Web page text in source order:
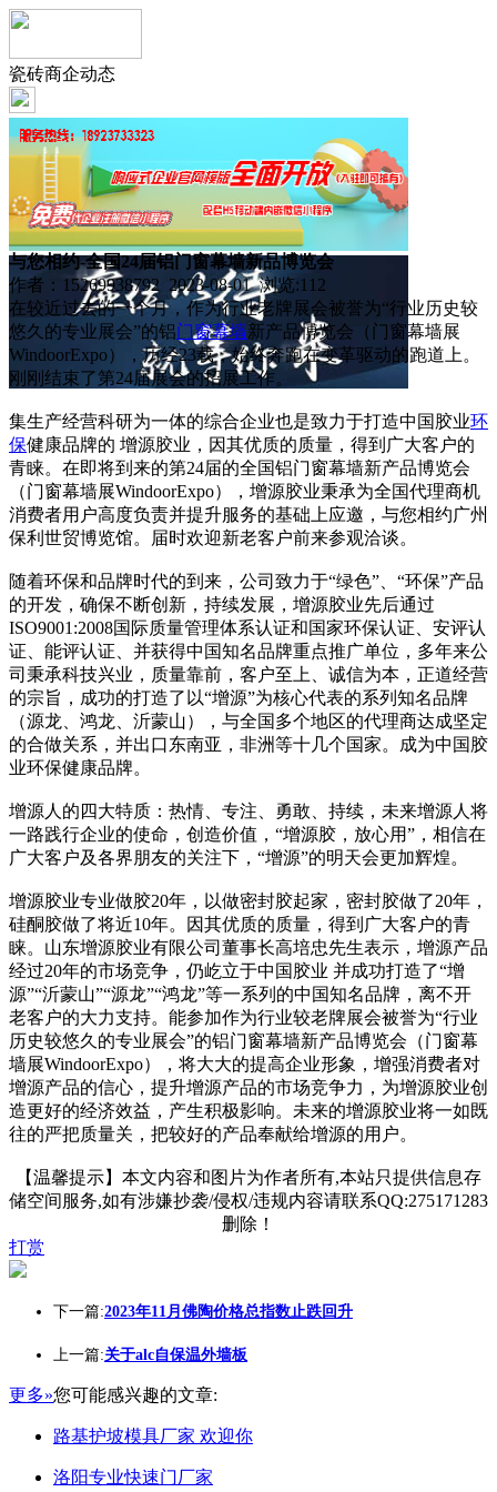
瓷砖商企动态
与您相约-全国24届铝门窗幕墙新品博览会
作者：15269938792 2023-08-01 浏览:112
在较近过去的一个月，作为行业老牌展会被誉为“行业历史较
悠久的专业展会”的铝门窗幕墙新产品博览会（门窗幕墙展
WindoorExpo），历经23载，始终奔跑在变革驱动的跑道上。
刚刚结束了第24届展会的招展工作。
集生产经营科研为一体的综合企业也是致力于打造中国胶业环
保健康品牌的 增源胶业，因其优质的质量，得到广大客户的
青睐。在即将到来的第24届的全国铝门窗幕墙新产品博览会
（门窗幕墙展WindoorExpo），增源胶业秉承为全国代理商机
消费者用户高度负责并提升服务的基础上应邀，与您相约广州
保利世贸博览馆。届时欢迎新老客户前来参观洽谈。
随着环保和品牌时代的到来，公司致力于“绿色”、“环保”产品
的开发，确保不断创新，持续发展，增源胶业先后通过
ISO9001:2008国际质量管理体系认证和国家环保认证、安评认
证、能评认证、并获得中国知名品牌重点推广单位，多年来公
司秉承科技兴业，质量靠前，客户至上、诚信为本，正道经营
的宗旨，成功的打造了以“增源”为核心代表的系列知名品牌
（源龙、鸿龙、沂蒙山），与全国多个地区的代理商达成坚定
的合做关系，并出口东南亚，非洲等十几个国家。成为中国胶
业环保健康品牌。
增源人的四大特质：热情、专注、勇敢、持续，未来增源人将
一路践行企业的使命，创造价值，“增源胶，放心用”，相信在
广大客户及各界朋友的关注下，“增源”的明天会更加辉煌。
增源胶业专业做胶20年，以做密封胶起家，密封胶做了20年，
硅酮胶做了将近10年。因其优质的质量，得到广大客户的青
睐。山东增源胶业有限公司董事长高培忠先生表示，增源产品
经过20年的市场竞争，仍屹立于中国胶业 并成功打造了“增
源”“沂蒙山”“源龙”“鸿龙”等一系列的中国知名品牌，离不开
老客户的大力支持。能参加作为行业较老牌展会被誉为“行业
历史较悠久的专业展会”的铝门窗幕墙新产品博览会（门窗幕
墙展WindoorExpo），将大大的提高企业形象，增强消费者对
增源产品的信心，提升增源产品的市场竞争力，为增源胶业创
造更好的经济效益，产生积极影响。未来的增源胶业将一如既
往的严把质量关，把较好的产品奉献给增源的用户。
【温馨提示】本文内容和图片为作者所有,本站只提供信息存
储空间服务,如有涉嫌抄袭/侵权/违规内容请联系QQ:275171283
删除！
打赏
下一篇:2023年11月佛陶价格总指数止跌回升
上一篇:关于alc自保温外墙板
更多»您可能感兴趣的文章:
路基护坡模具厂家 欢迎你
洛阳专业快速门厂家